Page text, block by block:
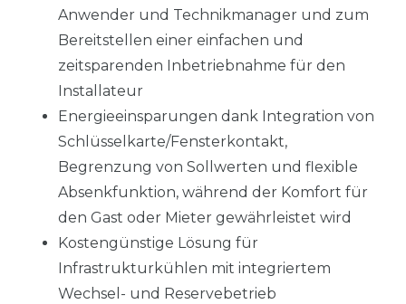
Anwender und Technikmanager und zum
Bereitstellen einer einfachen und
zeitsparenden Inbetriebnahme für den
Installateur
Energieeinsparungen dank Integration von
Schlüsselkarte/Fensterkontakt,
Begrenzung von Sollwerten und flexible
Absenkfunktion, während der Komfort für
den Gast oder Mieter gewährleistet wird
Kostengünstige Lösung für
Infrastrukturkühlen mit integriertem
Wechsel- und Reservebetrieb